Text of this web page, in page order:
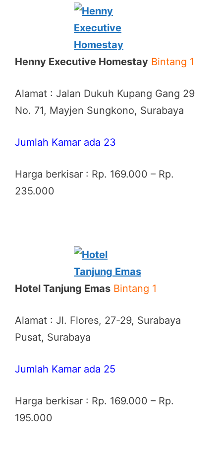
Henny Executive Homestay Bintang 1
Alamat : Jalan Dukuh Kupang Gang 29
No. 71, Mayjen Sungkono, Surabaya
Jumlah Kamar ada 23
Harga berkisar : Rp. 169.000 – Rp.
235.000
Hotel Tanjung Emas Bintang 1
Alamat : Jl. Flores, 27-29, Surabaya
Pusat, Surabaya
Jumlah Kamar ada 25
Harga berkisar : Rp. 169.000 – Rp.
195.000